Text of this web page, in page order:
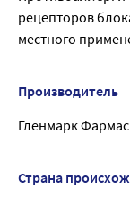
рецепторов
местного
Производитель
Гленмарк
Страна